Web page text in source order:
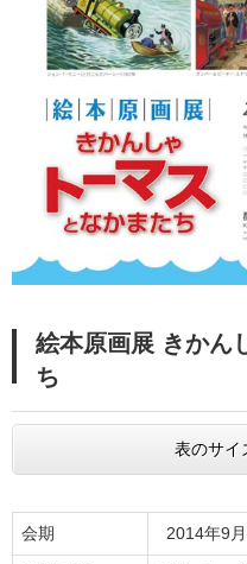
絵本原画展 きかん
ち
表のサイ
会期
2014年9